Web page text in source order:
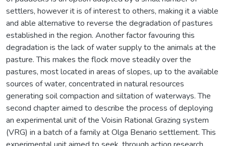
settlers, however it is of interest to others, making it a viable
and able alternative to reverse the degradation of pastures
established in the region. Another factor favouring this
degradation is the lack of water supply to the animals at the
pasture. This makes the flock move steadily over the
pastures, most located in areas of slopes, up to the available
sources of water, concentrated in natural resources
generating soil compaction and siltation of waterways. The
second chapter aimed to describe the process of deploying
an experimental unit of the Voisin Rational Grazing system
(VRG) in a batch of a family at Olga Benario settlement. This